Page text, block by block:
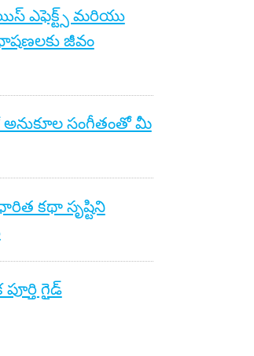
ఎఫెక్ట్స్ మరియు
జీవం
అనుకూల సంగీతంతో మీ
కథా సృష్టిని
గైడ్